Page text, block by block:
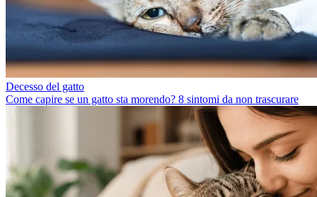
Decesso del gatto
Come capire se un gatto sta morendo? 8 sintomi da non trascurare